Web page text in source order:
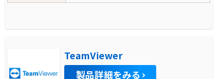
TeamViewer
製品詳細をみる